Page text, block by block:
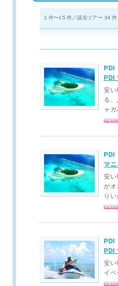
1 件〜15 件／該当ツアー 34 件
PDI
PDI
安
る
ャ
PDI
マ
安
が
りい
PDI
PDI
安
イ